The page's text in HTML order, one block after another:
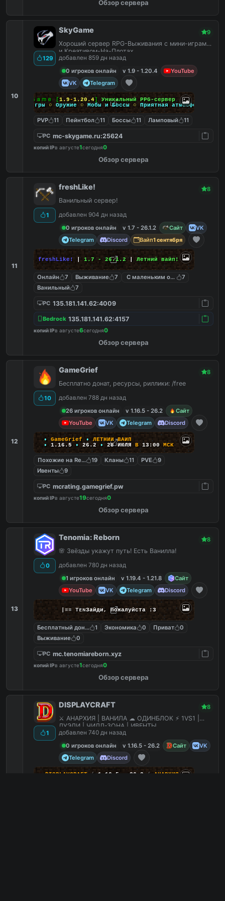
Обзор сервера
10
129
SkyGame 9
Хороший сервер RPG-Выживания с мини-играми
и Креативом-На-Плотах.
добавлен 859 дн назад
0 игроков онлайн
v 1.9 - 1.20.4
YouTube
VK
Telegram
Ｓｋｙ Ｇａｍｅ [1.9-1.20.4] Уникальный PPG-сервер
Мини-игры ○ Оружие ○ Мобы и Боссы ○ Приятная атмосфера
PVP 11 Пейнтбол 11 Боссы 11 Ламповый 11
PC mc-skygame.ru:25624
копий IPв августе1сегодня0
Обзор сервера
11
1
freshLike! 8
Ванильный сервер!
добавлен 904 дн назад
0 игроков онлайн
v 1.7 - 26.1.2 Сайт
VK
Telegram
Discord Вайп1 сентября
freshLike! 1.7 - 26.1.2 | Летний вайп!
Онлайн 7 Выживание 7 С маленьким онлайном
7
Ванильный
7
PC 135.181.141.62:4009
Bedrock 135.181.141.62:4157
копий IPв августе6сегодня0
Обзор сервера
12
10
GameGrief 8
Бесплатно донат, ресурсы, риллики: /free
добавлен 788 дн назад
26 игроков онлайн
v 1.16.5 - 26.2
Сайт
YouTube
VK Telegram Discord
• GameGrief • ЛЕТНИЙ ВАЙП
•
1. 16 . 5 • 26.2 • 28 ИЮЛЯ В 13:00 МСК
Похожие на ReallyWorld
19 Кланы 11 PVE
9
Ивенты
9
PC mcrating.gamegrief.pw
копий IPв августе19сегодня0
Обзор сервера
13
0
Tenomia: Reborn 8
🌸 Звёзды укажут путь! Есть Ванилла!
добавлен 780 дн назад
1 игроков онлайн
v 1.19.4 - 1.21.8
Сайт
YouTube
VK Telegram Discord
|≡≡ TᴇɴЗайди, пожалуйста :3
Бесплатный донат 1 Экономика 0 Приват
0
Выживание
0
PC mc.tenomiareborn.xyz
копий IPв августе1сегодня0
Обзор сервера
1
DISPLAYCRAFT 8
⚔ АНАРХИЯ | ВАНИЛА ☁ ОДИНБЛОК ⚡ 1VS1 |
ДУЭЛИ | ЧИЛЛ-ЗОНА | ИВЕНТЫ
добавлен 740 дн назад
0 игроков онлайн
v 1.16.5 - 26.2 Сайт
VK
Telegram
Discord
☄ DISPL AYCRAFT ∫ 1.16.5 - 26.2 ∫ АНАРХИЯ